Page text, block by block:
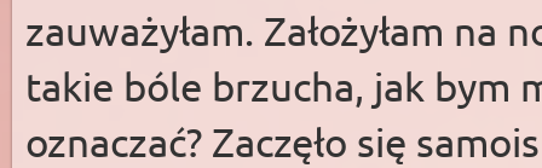
zauważyłam. Założyłam na
takie bóle brzucha, jak bym
oznaczać? Zaczęło się